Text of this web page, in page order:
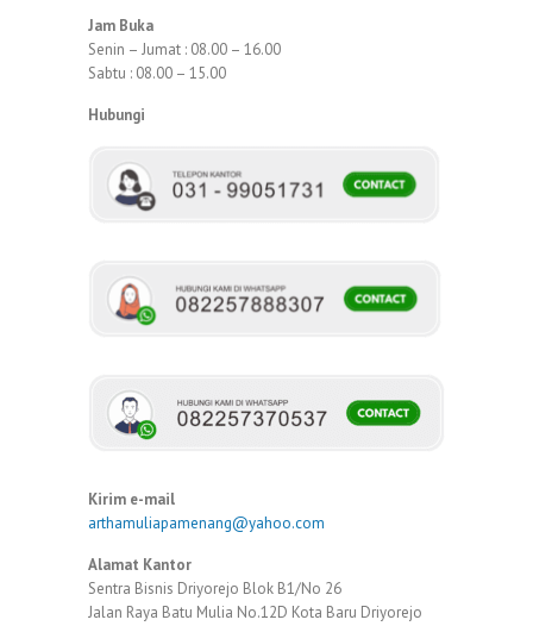
Jam Buka
Senin – Jumat : 08.00 – 16.00
Sabtu : 08.00 – 15.00
Hubungi
Kirim e-mail
arthamuliapamenang@yahoo.com
Alamat Kantor
Sentra Bisnis Driyorejo Blok B1/No 26
Jalan Raya Batu Mulia No.12D Kota Baru Driyorejo